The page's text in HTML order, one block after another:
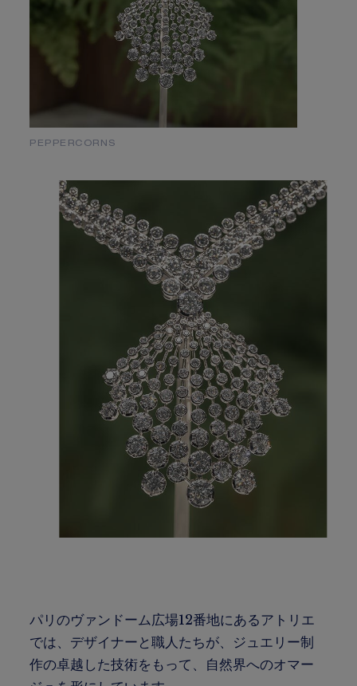
PEPPERCORNS
パリのヴァンドーム広場12番地にあるアトリエ
では、デザイナーと職人たちが、ジュエリー制
作の卓越した技術をもって、自然界へのオマー